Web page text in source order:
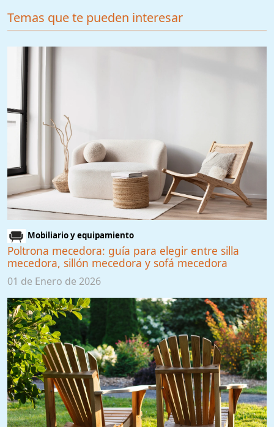
Temas que te pueden interesar
Mobiliario y equipamiento
Poltrona mecedora: guía para elegir entre silla
mecedora, sillón mecedora y sofá mecedora
01 de Enero de 2026